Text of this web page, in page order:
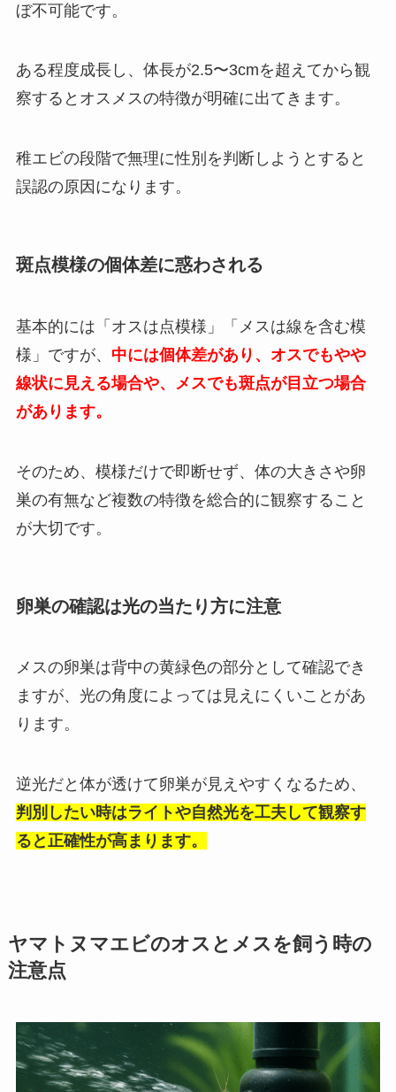
ぼ不可能です。
ある程度成長し、体長が2.5〜3cmを超えてから観
察するとオスメスの特徴が明確に出てきます。
稚エビの段階で無理に性別を判断しようとすると
誤認の原因になります。
斑点模様の個体差に惑わされる
基本的には「オスは点模様」「メスは線を含む模
様」ですが、 中には個体差があり、オスでもやや
線状に見える場合や、メスでも斑点が目立つ場合
があります。
そのため、模様だけで即断せず、体の大きさや卵
巣の有無など複数の特徴を総合的に観察すること
が大切です。
卵巣の確認は光の当たり方に注意
メスの卵巣は背中の黄緑色の部分として確認でき
ますが、光の角度によっては見えにくいことがあ
ります。
逆光だと体が透けて卵巣が見えやすくなるため、
判別したい時はライトや自然光を工夫して観察す
ると正確性が高まります。
ヤマトヌマエビのオスとメスを飼う時の
注意点